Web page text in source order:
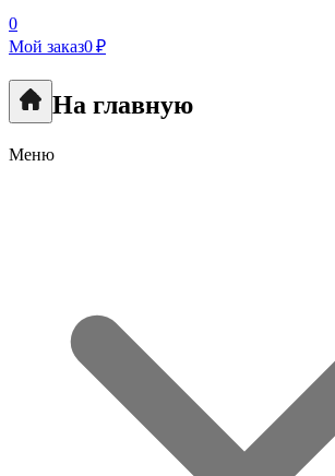
0
Мой заказ0 ₽
На главную
Меню